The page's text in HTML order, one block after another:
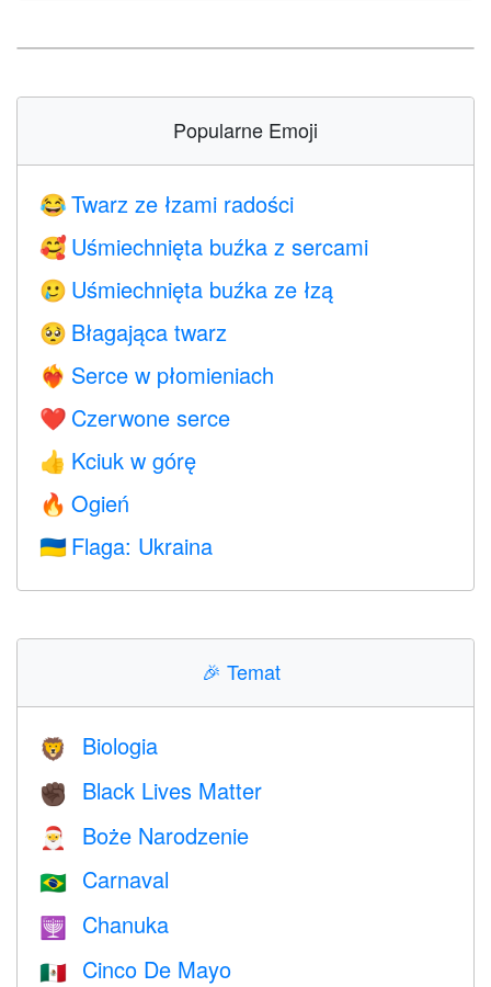
Popularne Emoji
😂 Twarz ze łzami radości
🥰 Uśmiechnięta buźka z sercami
🥲 Uśmiechnięta buźka ze łzą
🥺 Błagająca twarz
❤️‍🔥 Serce w płomieniach
❤️ Czerwone serce
👍 Kciuk w górę
🔥 Ogień
🇺🇦 Flaga: Ukraina
🎉 Temat
🦁 Biologia
✊🏿 Black Lives Matter
🎅 Boże Narodzenie
🇧🇷 Carnaval
🕎 Chanuka
🇲🇽 Cinco De Mayo